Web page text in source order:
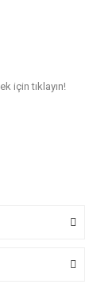
için tıklayın!